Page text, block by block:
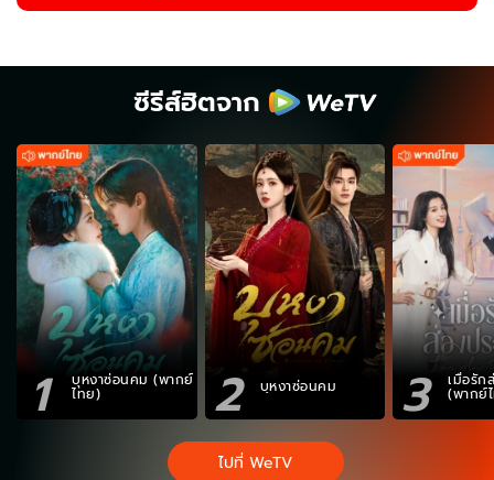
ซีรีส์ฮิตจาก
1 บุหงาซ่อนคม (พากย์
ไทย) 2 บุหงาซ่อนคม 3 เมื่อรัก
(พากย์
ไปที่ WeTV